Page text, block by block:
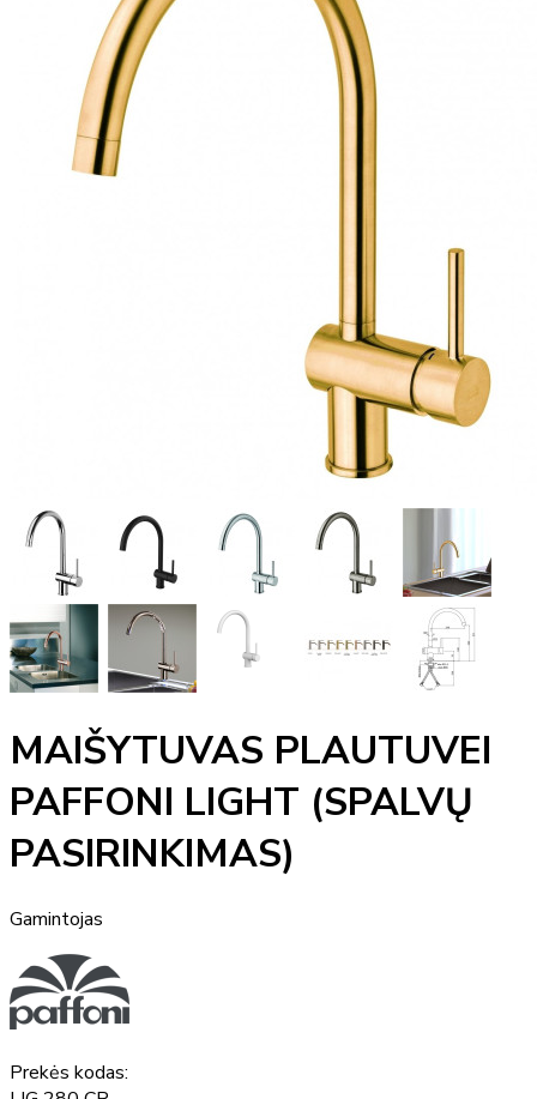
MAIŠYTUVAS PLAUTUVEI
PAFFONI LIGHT (SPALVŲ
PASIRINKIMAS)
Gamintojas
Prekės kodas: